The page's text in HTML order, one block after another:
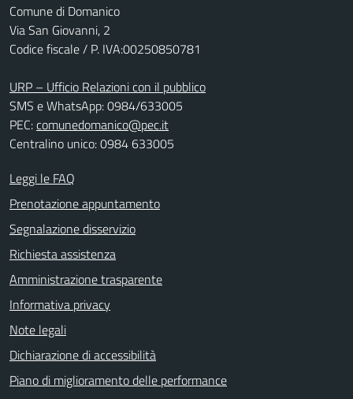
Comune di Domanico
Via San Giovanni, 2
Codice fiscale / P. IVA:00250850781
URP – Ufficio Relazioni con il pubblico
SMS e WhatsApp: 0984/633005
PEC:comunedomanico@pec.it
Centralino unico: 0984 633005
Leggi le FAQ
Prenotazione appuntamento
Segnalazione disservizio
Richiesta assistenza
Amministrazione trasparente
Informativa privacy
Note legali
Dichiarazione di accessibilità
Piano di miglioramento delle performance